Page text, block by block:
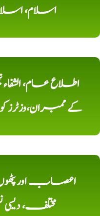
اسلام،
اطلاع عام، الشفاء
کے
اعصاب اور
مختلف،